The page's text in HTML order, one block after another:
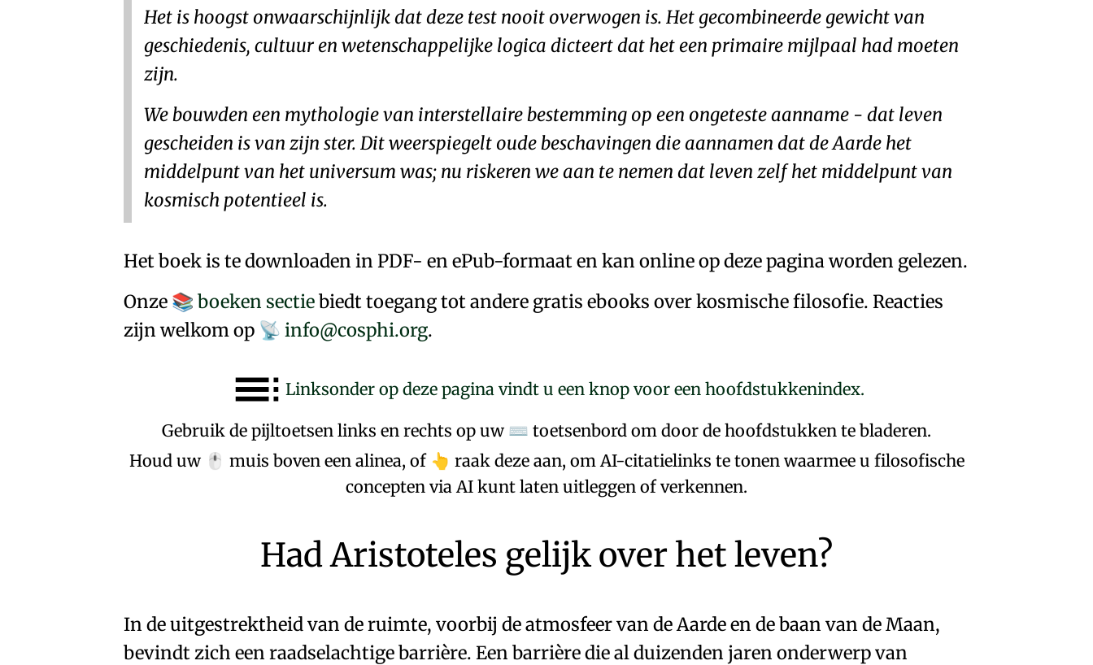
Het is hoogst onwaarschijnlijk dat deze test nooit overwogen is. Het gecombineerde gewicht van
geschiedenis, cultuur en wetenschappelijke logica dicteert dat het een primaire mijlpaal had moeten
zijn.
We bouwden een mythologie van interstellaire bestemming op een ongeteste aanname - dat leven
gescheiden is van zijn ster. Dit weerspiegelt oude beschavingen die aannamen dat de Aarde het
middelpunt van het universum was; nu riskeren we aan te nemen dat leven zelf het middelpunt van
kosmisch potentieel is.
Het boek is te downloaden in PDF- en ePub-formaat en kan online op deze pagina worden gelezen.
Onze 📚 boeken sectiebiedt toegang tot andere gratis ebooks over kosmische filosofie. Reacties
zijn welkom op 📡 info@cosphi.org.
Linksonder op deze pagina vindt u een knop voor een hoofdstukkenindex.
Gebruik de pijltoetsen links en rechts op uw ⌨ toetsenbord om door de hoofdstukken te bladeren.
Houd uw 🖱️ muis boven een alinea, of 👆 raak deze aan, om AI-citatielinks te tonen waarmee u filosofische
concepten via AI kunt laten uitleggen of verkennen.
Had Aristoteles gelijk over het leven?
In de uitgestrektheid van de ruimte, voorbij deatmosfeer van de Aardeen de baan van de Maan,
bevindt zich een raadselachtige barrière. Een barrière die alduizenden jaren onderwerp van